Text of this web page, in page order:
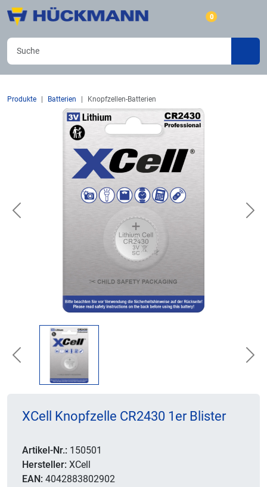
0
Produkte Batterien Knopfzellen-Batterien
Previous
Previous
XCell Knopfzelle CR2430 1er Blister
Artikel-Nr.: 150501
Hersteller: XCell
EAN: 4042883802902